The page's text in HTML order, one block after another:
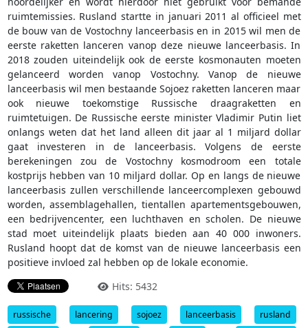
ruimtemissies. Rusland startte in januari 2011 al officieel met
de bouw van de Vostochny lanceerbasis en in 2015 wil men de
eerste raketten lanceren vanop deze nieuwe lanceerbasis. In
2018 zouden uiteindelijk ook de eerste kosmonauten moeten
gelanceerd worden vanop Vostochny. Vanop de nieuwe
lanceerbasis wil men bestaande Sojoez raketten lanceren maar
ook nieuwe toekomstige Russische draagraketten en
ruimtetuigen. De Russische eerste minister Vladimir Putin liet
onlangs weten dat het land alleen dit jaar al 1 miljard dollar
gaat investeren in de lanceerbasis. Volgens de eerste
berekeningen zou de Vostochny kosmodroom een totale
kostprijs hebben van 10 miljard dollar. Op en langs de nieuwe
lanceerbasis zullen verschillende lanceercomplexen gebouwd
worden, assemblagehallen, tientallen apartementsgebouwen,
een bedrijvencenter, een luchthaven en scholen. De nieuwe
stad moet uiteindelijk plaats bieden aan 40 000 inwoners.
Rusland hoopt dat de komst van de nieuwe lanceerbasis een
positieve invloed zal hebben op de lokale economie.
Hits: 5432
russische lancering sojoez lanceerbasis
rusland